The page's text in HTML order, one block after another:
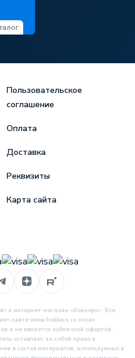
Пользовательское
соглашение
Оплата
Доставка
Реквизиты
Карта сайта
и интернет-магазин «Хоккерс». Все
сайте www.hokkers.ru носит
и не является публичной офертой,
оставляет за собой право в
в состав материалов, используемых в